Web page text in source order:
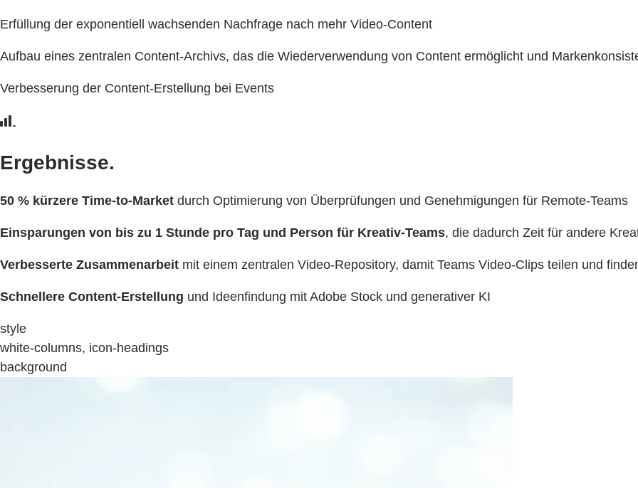
Erfüllung der exponentiell wachsenden Nachfrage nach mehr Video-Content
Aufbau eines zentralen Content-Archivs, das die Wiederverwendung von Content ermöglicht und
Verbesserung der Content-Erstellung bei Events
Ergebnisse.
50 % kürzere Time-to-Market durch Optimierung von Überprüfungen und Genehmigungen für Remote-Teams
Einsparungen von bis zu 1 Stunde pro Tag und Person für Kreativ-Teams, die dadurch Zeit für andere
Verbesserte Zusammenarbeit mit einem zentralen Video-Repository, damit Teams Video-Clips teilen und
Schnellere Content-Erstellung und Ideenfindung mit Adobe Stock und generativer KI
style
white-columns, icon-headings
background